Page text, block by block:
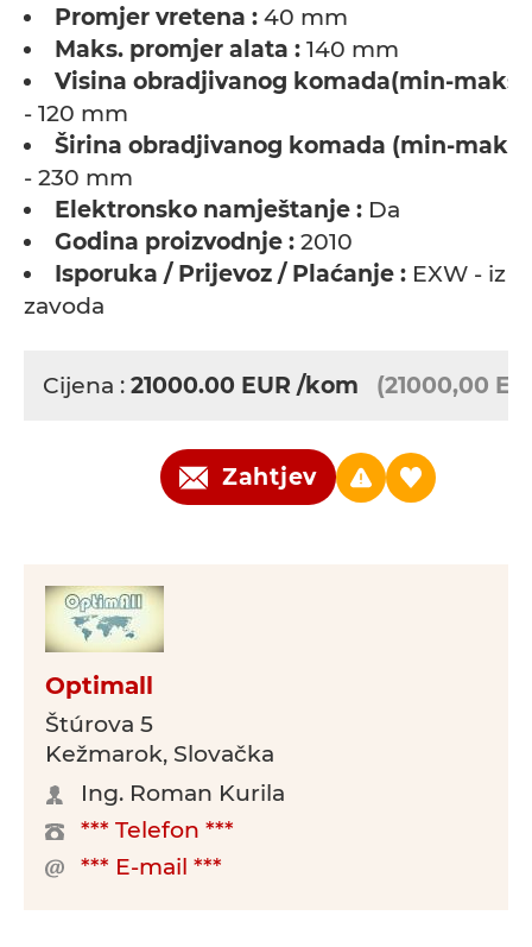
Promjer vretena : 40 mm
Maks. promjer alata : 140 mm
Visina obradjivanog komada(min-maks)
- 120 mm
Širina obradjivanog komada (min-maks)
- 230 mm
Elektronsko namještanje : Da
Godina proizvodnje : 2010
Isporuka / Prijevoz / Plaćanje : EXW - iz
zavoda
Cijena : 21000.00 EUR /kom (21000,00
Zahtjev
Optimall
Štúrova 5
Kežmarok, Slovačka
Ing. Roman Kurila
*** Telefon ***
*** E-mail ***